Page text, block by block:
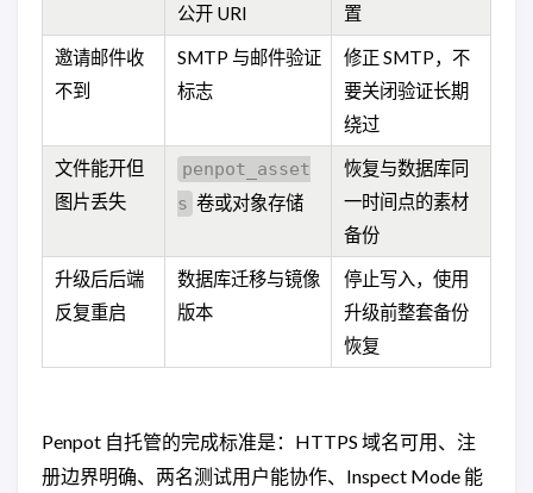
公开 URI
置
邀请邮件收
不到
SMTP 与邮件验证
标志
修正 SMTP，不
要关闭验证长期
绕过
文件能开但
图片丢失
penpot_asset
s 卷或对象存储
恢复与数据库同
一时间点的素材
备份
升级后后端
反复重启
数据库迁移与镜像
版本
停止写入，使用
升级前整套备份
恢复
Penpot 自托管的完成标准是：HTTPS 域名可用、注
册边界明确、两名测试用户能协作、Inspect Mode 能